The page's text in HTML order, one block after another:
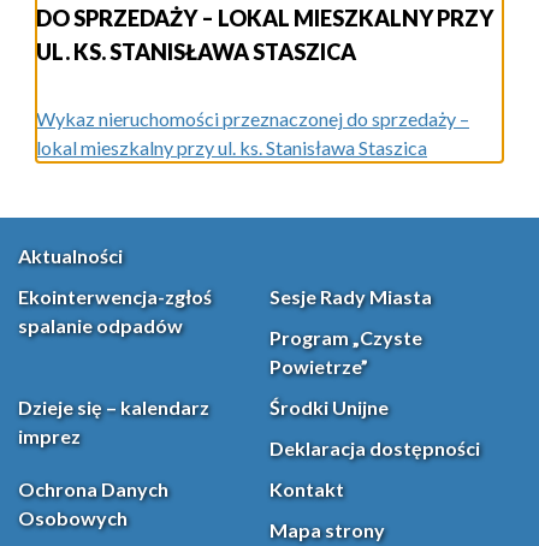
DO SPRZEDAŻY – LOKAL MIESZKALNY PRZY
UL. KS. STANISŁAWA STASZICA
Wykaz nieruchomości przeznaczonej do sprzedaży –
lokal mieszkalny przy ul. ks. Stanisława Staszica
Aktualności
Ekointerwencja-zgłoś
spalanie odpadów
Sesje Rady Miasta
Program „Czyste
Powietrze”
Dzieje się – kalendarz
imprez
Środki Unijne
Deklaracja dostępności
Ochrona Danych
Osobowych
Kontakt
Mapa strony